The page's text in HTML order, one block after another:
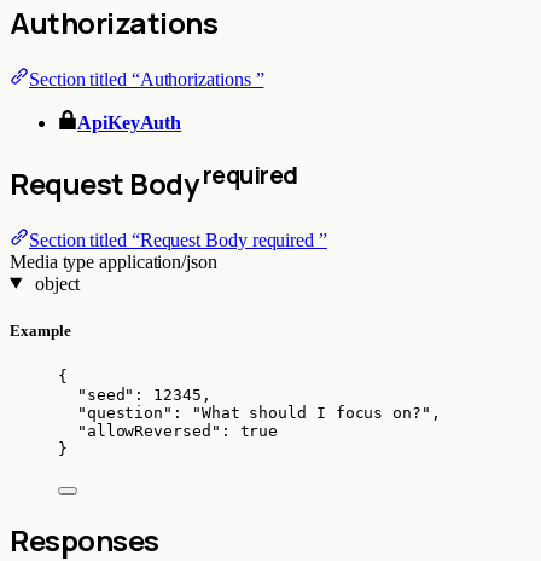
Authorizations
Section titled “Authorizations ”
ApiKeyAuth
Request Bodyrequired
Section titled “Request Body required ”
Media type application/json
object
Example
{
"seed" : 12345 ,
"question" : "What should I focus on? " ,
"allowReversed" : true
}
Responses